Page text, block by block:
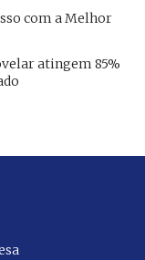
com a Melhor
atingem 85%